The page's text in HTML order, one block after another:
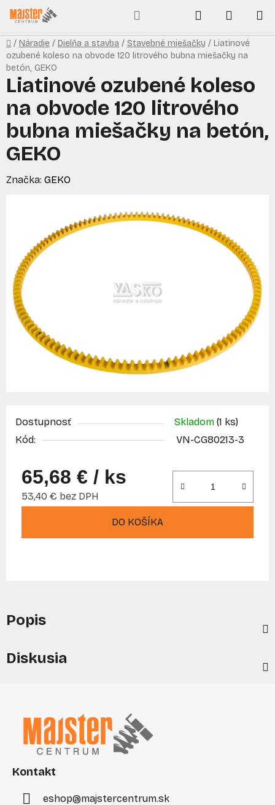
Prejsť
na
obsah
Hľadať
KOŠÍK
Domov
/ Náradie / Dielňa a stavba / Stavebné miešačky / Liatinové
ozubené koleso na obvode 120 litrového bubna miešačky na
betón, GEKO
Dostupnosť Skladom (1 ks)
Kód:
VN-CG80213-3
65,68 € / ks
53,40 € bez DPH
DO KOŠÍKA
Liatinové ozubené koleso
na obvode 120 litrového
bubna miešačky na betón,
GEKO
Značka: GEKO
Popis
Diskusia
Kontakt
eshop@majstercentrum.sk